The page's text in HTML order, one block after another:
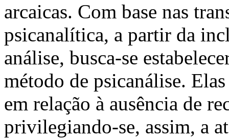
arcaicas. Com base nas
psicanalítica, a partir da
análise, busca-se
método de psicanálise.
em relação à ausência de
privilegiando-se, assim, a